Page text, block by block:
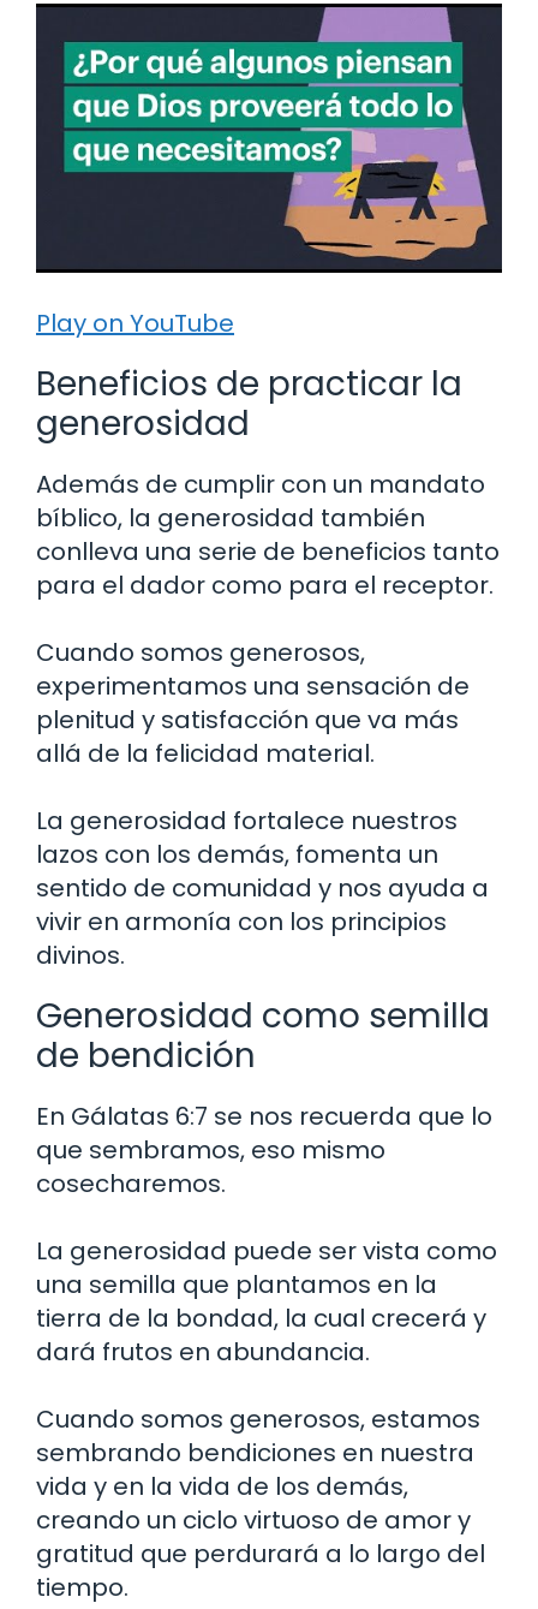
Play on YouTube
Beneficios de practicar la
generosidad
Además de cumplir con un mandato
bíblico, la generosidad también
conlleva una serie de beneficios tanto
para el dador como para el receptor.
Cuando somos generosos,
experimentamos una sensación de
plenitud y satisfacción que va más
allá de la felicidad material.
La generosidad fortalece nuestros
lazos con los demás, fomenta un
sentido de comunidad y nos ayuda a
vivir en armonía con los principios
divinos.
Generosidad como semilla
de bendición
En Gálatas 6:7 se nos recuerda que lo
que sembramos, eso mismo
cosecharemos.
La generosidad puede ser vista como
una semilla que plantamos en la
tierra de la bondad, la cual crecerá y
dará frutos en abundancia.
Cuando somos generosos, estamos
sembrando bendiciones en nuestra
vida y en la vida de los demás,
creando un ciclo virtuoso de amor y
gratitud que perdurará a lo largo del
tiempo.